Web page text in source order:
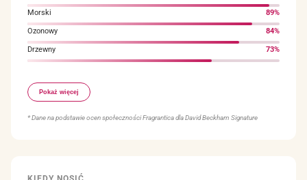
Morski 89%
Ozonowy 84%
Drzewny 73%
Świeży korzenny
Słony
Pokaż więcej
* Dane na podstawie ocen społeczności Fragrantica dla David Beckham Signature